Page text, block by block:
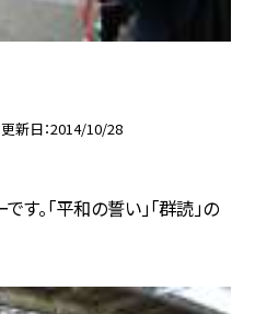
更新日 2014/10/28
。「平和の誓い」「群読」の